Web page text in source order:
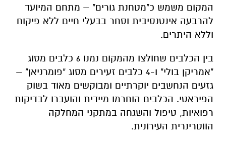
המקום משמש כ"מטחנת גורים" – מתחם המיועד
להרבעה אינטנסיבית וסחר בבעלי חיים ללא פיקוח
וללא היתרים.
בין הכלבים שחולצו מהמקום נמנו 6 כלבים מסוג
"אמריקן בולי" ו-4 כלבים זעירים מסוג "פומרניאן" –
גזעים הנחשבים יוקרתיים ומבוקשים מאוד בשוק
הפיראטי. הכלבים הוחרמו מיידית והועברו לבדיקות
רפואיות, טיפול והשגחה במתקני המחלקה
הווטרינרית העירונית.